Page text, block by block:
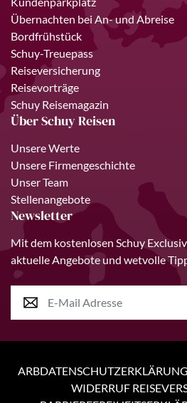
Übernachten bei An- und Abreise
Bordfrühstück
Schuy-Treuepass
Reiseversicherung
Reisevorträge
Schuy Reisemagazin
Über Schuy Reisen
Unsere Werte
Unsere Firmengeschichte
Unser Team
Stellenangebote
Newsletter
Mit dem kostenlosen Schuy
aktuelle Angebote und wetvolle
ARBDATENSCHUTZERKLÄRUNG
WIDERRUF